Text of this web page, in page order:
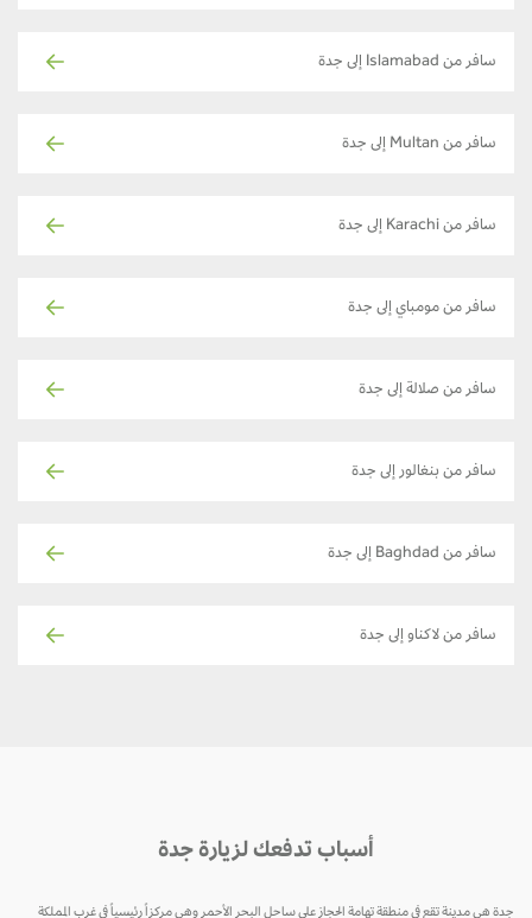
سافر من Islamabad إلى جدة
سافر من Multan إلى جدة
سافر من Karachi إلى جدة
سافر من مومباي إلى جدة
سافر من صلالة إلى جدة
سافر من بنغالور إلى جدة
سافر من Baghdad إلى جدة
سافر من لاكناو إلى جدة
أسباب تدفعك لزيارة جدة
جدة هي مدينة تقع في منطقة تهامة الحجاز على ساحل البحر الأحمر وهي مركزاً رئيسياً في غرب المملكة